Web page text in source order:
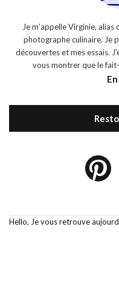
Je m’appelle Virginie,
photographe culinaire. Je
découvertes et mes essais.
vous montrer que le
Hello, Je vous retrouve